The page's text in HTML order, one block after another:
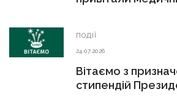
ПОДІЇ
24.07.2026
Вітаємо з
стипендій